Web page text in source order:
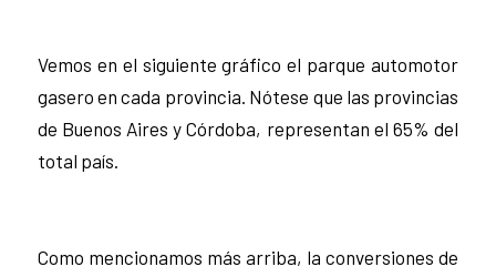
Vemos en el siguiente gráfico el parque automotor
gasero en cada provincia. Nótese que las provincias
de Buenos Aires y Córdoba, representan el 65% del
total país.
Como mencionamos más arriba, la conversiones de